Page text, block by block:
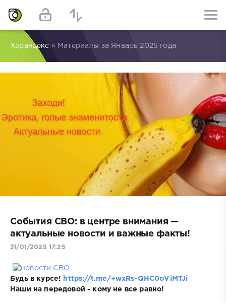
Херандекс » Материалы за Январь 2025 года
События СВО: в центре внимания —
актуальные новости и важные факты!
31/01/2025 17:25
Будь в курсе!
https://t.me/+wxRs-QHC0oViMTJi
Наши на передовой - кому не все равно!